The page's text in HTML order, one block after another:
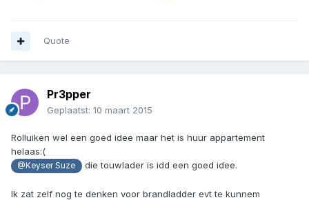
Quote
Pr3pper
Geplaatst: 10 maart 2015
Rolluiken wel een goed idee maar het is huur appartement
helaas:(
@Keyser Suze die touwlader is idd een goed idee.
Ik zat zelf nog te denken voor brandladder evt te kunnem